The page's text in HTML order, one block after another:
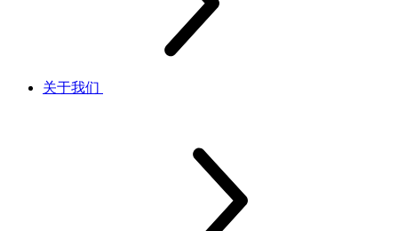
关于我们